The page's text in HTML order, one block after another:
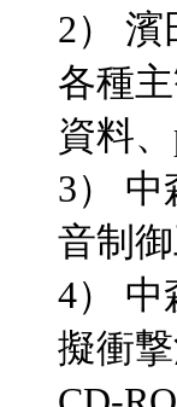
2）
各種
資料
3）
音制
4）
擬衝